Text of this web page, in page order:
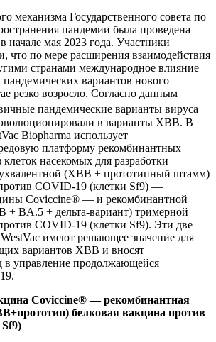
механизма Государственного совета по
пандемии была проведена
начале мая 2023 года. Участники
что по мере расширения взаимодействия
странами международное влияние
вариантов нового
резко возросло. Согласно данным
пандемические варианты вируса
в варианты XBB. В
Biopharma использует
платформу рекомбинантных
насекомых для разработки
(XBB + прототипный штамм)
COVID-19 (клетки Sf9) —
Coviccine® — и рекомбинантной
+ BA.5 + дельта-вариант) тримерной
COVID-19 (клетки Sf9). Эти две
имеют решающее значение для
вариантов XBB и вносят
в управление продолжающейся
Coviccine® — рекомбинантная
белковая вакцина против